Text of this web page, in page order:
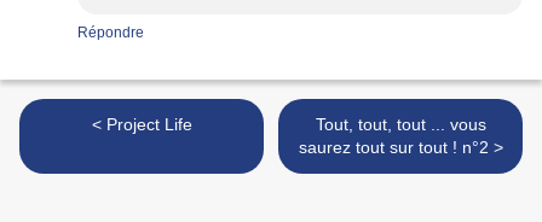
Répondre
< Project Life
Tout, tout, tout ... vous
saurez tout sur tout ! n°2 >